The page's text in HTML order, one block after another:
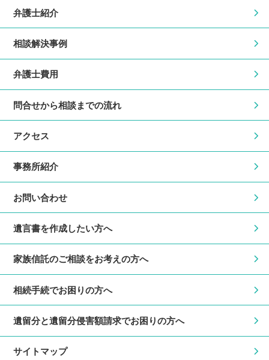
弁護士紹介
相談解決事例
弁護士費用
問合せから相談までの流れ
アクセス
事務所紹介
お問い合わせ
遺言書を作成したい方へ
家族信託のご相談をお考えの方へ
相続手続でお困りの方へ
遺留分と遺留分侵害額請求でお困りの方へ
サイトマップ